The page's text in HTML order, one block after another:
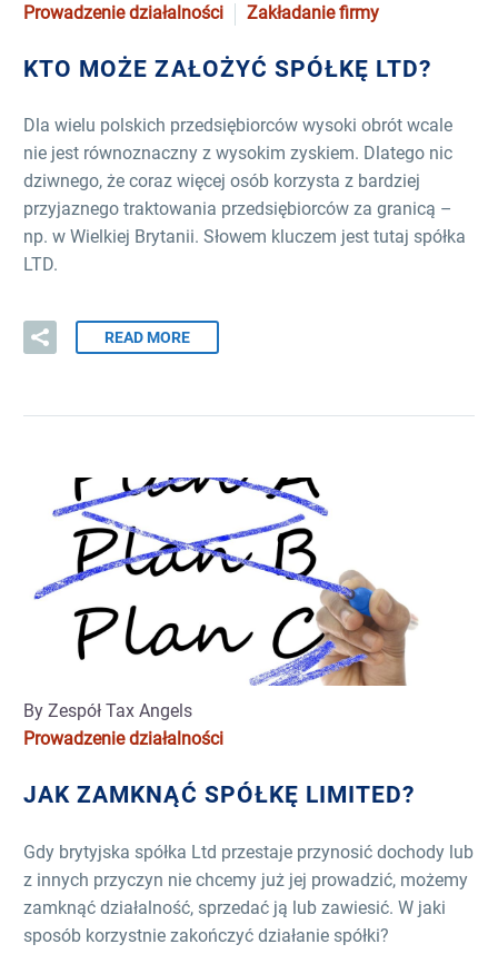
Prowadzenie działalności
Zakładanie firmy
KTO MOŻE ZAŁOŻYĆ SPÓŁKĘ LTD?
Dla wielu polskich przedsiębiorców wysoki obrót wcale
nie jest równoznaczny z wysokim zyskiem. Dlatego nic
dziwnego, że coraz więcej osób korzysta z bardziej
przyjaznego traktowania przedsiębiorców za granicą –
np. w Wielkiej Brytanii. Słowem kluczem jest tutaj spółka
LTD.
READ MORE
By Zespół Tax Angels
Prowadzenie działalności
JAK ZAMKNĄĆ SPÓŁKĘ LIMITED?
Gdy brytyjska spółka Ltd przestaje przynosić dochody lub
z innych przyczyn nie chcemy już jej prowadzić, możemy
zamknąć działalność, sprzedać ją lub zawiesić. W jaki
sposób korzystnie zakończyć działanie spółki?